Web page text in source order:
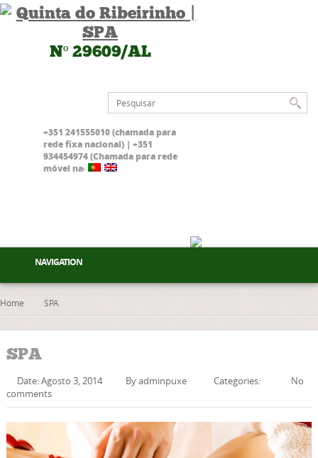
Nº 29609/AL
+351 241555010 (chamada para
rede fixa nacional) | +351
934454974 (Chamada para rede
móvel nacional)
NAVIGATION
Home SPA
SPA
Date: Agosto 3, 2014 Byadminpuxe Categories:
No
comments